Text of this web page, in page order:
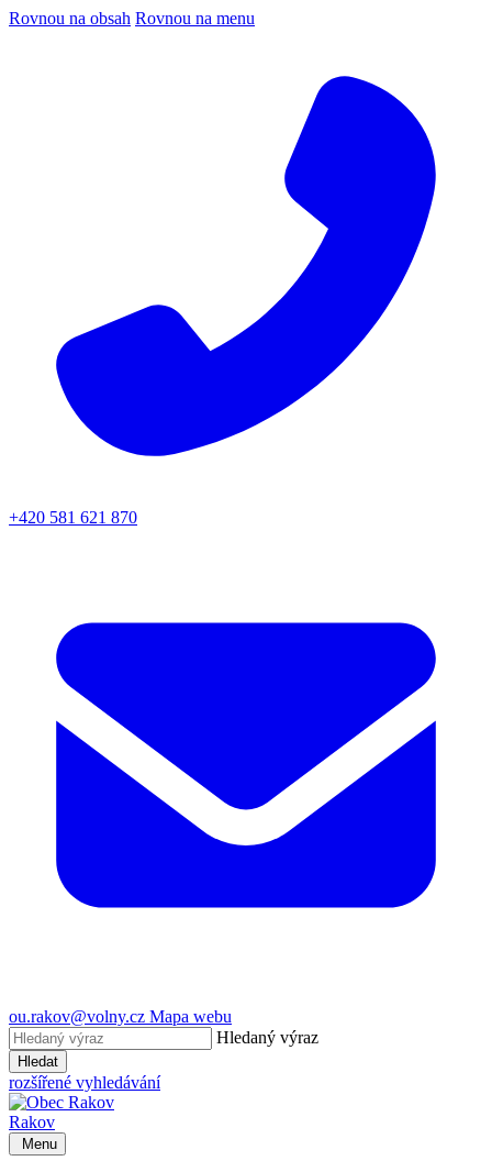
Rovnou na obsah Rovnou na menu
+420 581 621 870
ou.rakov@volny.cz Mapa webu
Hledaný výraz
Hledat
rozšířené vyhledávání
Rakov
Menu